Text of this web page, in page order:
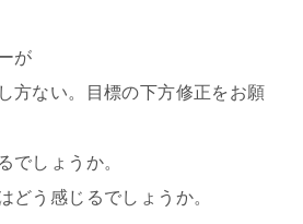
が
方ない。目標の下方修正をお願
でしょうか。
どう感じるでしょうか。